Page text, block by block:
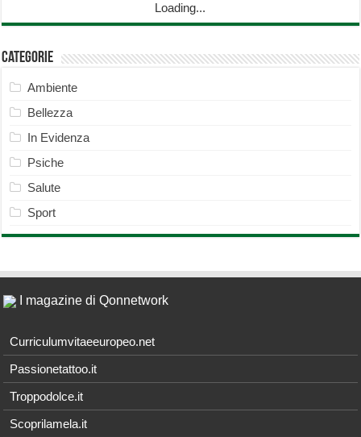
Loading...
Categorie
Ambiente
Bellezza
In Evidenza
Psiche
Salute
Sport
I magazine di Qonnetwork
Curriculumvitaeeuropeo.net
Passionetattoo.it
Troppodolce.it
Scoprilamela.it